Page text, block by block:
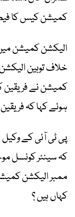
کمیشن کیس کا
الیکشن کمیشن
خلاف توہین
کمیشن نے فریقین
ہوئے کہا کہ
پی ٹی آئی کے
کہ سینئر کونسل
ممبر الیکشن
کہاں ہیں ؟